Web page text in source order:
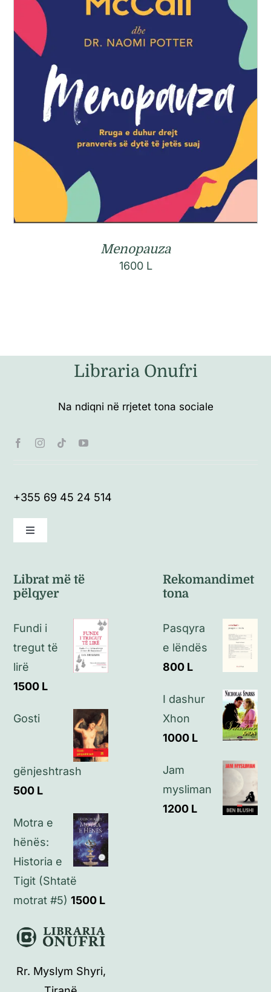
Menopauza
1600 L
Libraria Onufri
Na ndiqni në rrjetet tona sociale
+355 69 45 24 514
Toggle
Politikat e kthimeve
Politikat e privatësisë
Librat më të
pëlqyer
Fundi i
tregut të
lirë
1500 L
Gosti
gënjeshtrash
500 L
Motra e
hënës:
Historia e
Tigit (Shtatë
motrat #5) 1500 L
Rekomandimet
tona
Pasqyra
e lëndës
800 L
I dashur
Xhon
1000 L
Jam
mysliman
1200 L
Rr. Myslym Shyri,